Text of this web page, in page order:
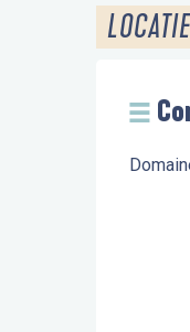
LOCATIE